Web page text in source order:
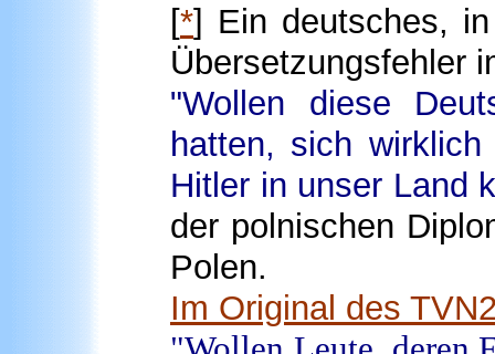
[*] Ein deutsches,
Übersetzungsfehler
"Wollen diese
hatten, sich
Hitler in unser Land
der polnischen
Polen.
Im Original des